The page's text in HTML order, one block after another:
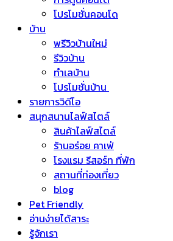
โปรโมชั่นคอนโด
บ้าน
พรีวิวบ้านใหม่
รีวิวบ้าน
ทำเลบ้าน
โปรโมชั่นบ้าน
รายการวิดีโอ
สนุกสนานไลฟ์สไตล์
สินค้าไลฟ์สไตล์
ร้านอร่อย คาเฟ่
โรงแรม รีสอร์ท ที่พัก
สถานที่ท่องเที่ยว
blog
Pet Friendly
อ่านง่ายได้สาระ
รู้จักเรา